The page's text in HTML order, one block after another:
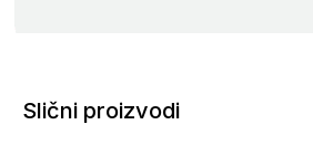
Slični proizvodi